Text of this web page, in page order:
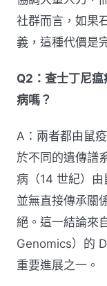
社群而言，如果
義，這種代價是
Q2：查士丁尼
病嗎？
A：兩者都由鼠
於不同的遺傳譜
病（14 世紀）
並無直接傳承關
絕。這一結論來
Genomics）的
重要進展之一。